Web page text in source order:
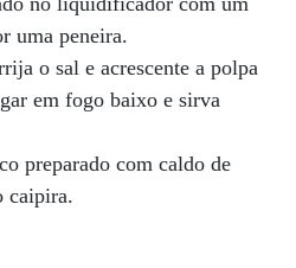
uma peneira.
o sal e acrescente a polpa
em fogo baixo e sirva
preparado com caldo de
caipira.